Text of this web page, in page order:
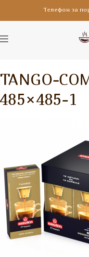
Телефон за
TANGO-
485×485-1